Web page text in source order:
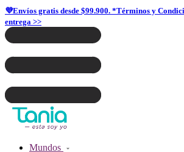
💜Envíos gratis desde $99.900. *Términos y
entrega >>
Mundos